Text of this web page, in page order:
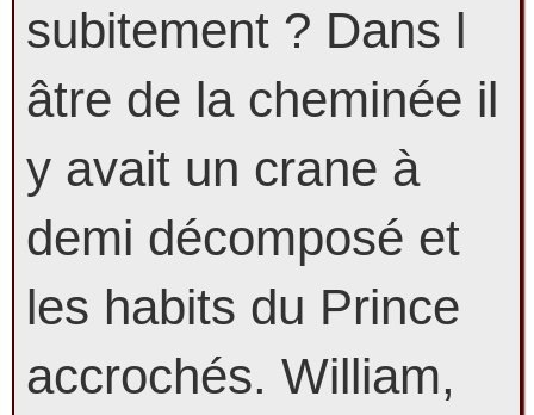
subitement ? Dans l
âtre de la cheminée il
y avait un crane à
demi décomposé et
les habits du Prince
accrochés. William,